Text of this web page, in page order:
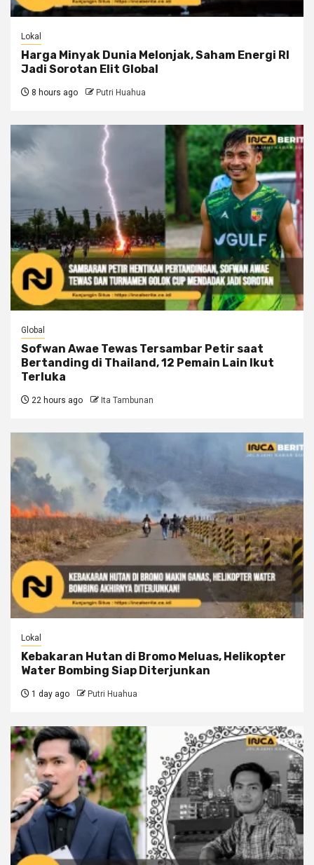
Lokal
Harga Minyak Dunia Melonjak, Saham Energi RI
Jadi Sorotan Elit Global
8 hours ago Putri Huahua
Global
Sofwan Awae Tewas Tersambar Petir saat
Bertanding di Thailand, 12 Pemain Lain Ikut
Terluka
22 hours ago Ita Tambunan
Lokal
Kebakaran Hutan di Bromo Meluas, Helikopter
Water Bombing Siap Diterjunkan
1 day ago Putri Huahua